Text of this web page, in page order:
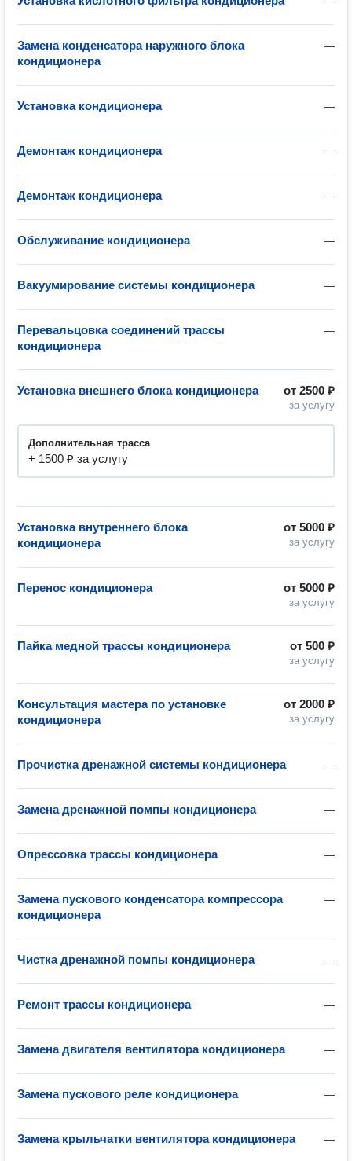
—
Замена конденсатора наружного блока
кондиционера
—
Установка кондиционера
—
Демонтаж кондиционера
—
Демонтаж кондиционера
—
Обслуживание кондиционера
—
Вакуумирование системы кондиционера
—
Перевальцовка соединений трассы
кондиционера
от 2500 ₽
за услугу
Установка внешнего блока кондиционера
Дополнительная трасса
+ 1500 ₽ за услугу
от 5000 ₽
за услугу
Установка внутреннего блока
кондиционера
от 5000 ₽
за услугу
Перенос кондиционера
от 500 ₽
за услугу
Пайка медной трассы кондиционера
от 2000 ₽
за услугу
Консультация мастера по установке
кондиционера
—
Прочистка дренажной системы кондиционера
—
Замена дренажной помпы кондиционера
—
Опрессовка трассы кондиционера
—
Замена пускового конденсатора компрессора
кондиционера
—
Чистка дренажной помпы кондиционера
—
Ремонт трассы кондиционера
—
Замена двигателя вентилятора кондиционера
—
Замена пускового реле кондиционера
—
Замена крыльчатки вентилятора кондиционера